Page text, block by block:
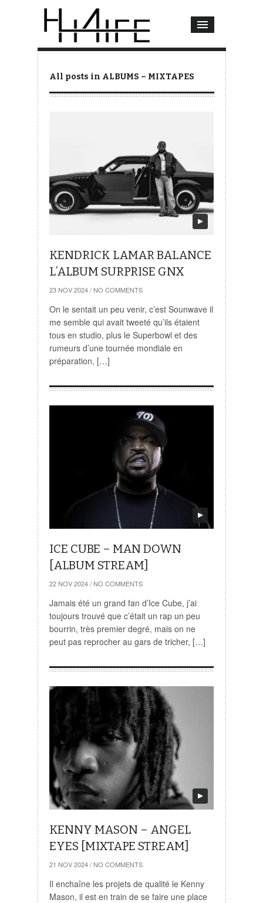
All posts in ALBUMS – MIXTAPES
KENDRICK LAMAR BALANCE
L’ALBUM SURPRISE GNX
23 NOV 2024 / NO COMMENTS
On le sentait un peu venir, c’est Sounwave il
me semble qui avait tweeté qu’ils étaient
tous en studio, plus le Superbowl et des
rumeurs d’une tournée mondiale en
préparation, […]
ICE CUBE – MAN DOWN
[ALBUM STREAM]
22 NOV 2024 / NO COMMENTS
Jamais été un grand fan d’Ice Cube, j’ai
toujours trouvé que c’était un rap un peu
bourrin, très premier degré, mais on ne
peut pas reprocher au gars de tricher, […]
KENNY MASON – ANGEL
EYES [MIXTAPE STREAM]
21 NOV 2024 / NO COMMENTS
Il enchaîne les projets de qualité le Kenny
Mason, il est en train de se faire une place